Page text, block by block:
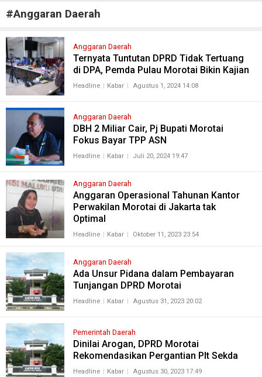
#Anggaran Daerah
Anggaran Daerah
Ternyata Tuntutan DPRD Tidak Tertuang
di DPA, Pemda Pulau Morotai Bikin Kajian
Headline Kabar Agustus 1, 2024 14:08
Anggaran Daerah
DBH 2 Miliar Cair, Pj Bupati Morotai
Fokus Bayar TPP ASN
Headline Kabar Juli 20, 2024 19:47
Anggaran Daerah
Anggaran Operasional Tahunan Kantor
Perwakilan Morotai di Jakarta tak
Optimal
Headline Kabar Oktober 11, 2023 23:54
Anggaran Daerah
Ada Unsur Pidana dalam Pembayaran
Tunjangan DPRD Morotai
Headline Kabar Agustus 31, 2023 20:02
Pemerintah Daerah
Dinilai Arogan, DPRD Morotai
Rekomendasikan Pergantian Plt Sekda
Headline Kabar Agustus 30, 2023 17:49